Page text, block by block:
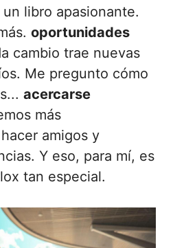
libro apasionante.
oportunidades
cambio trae nuevas
Me pregunto cómo
acercarse
más
amigos y
Y eso, para mí, es
tan especial.